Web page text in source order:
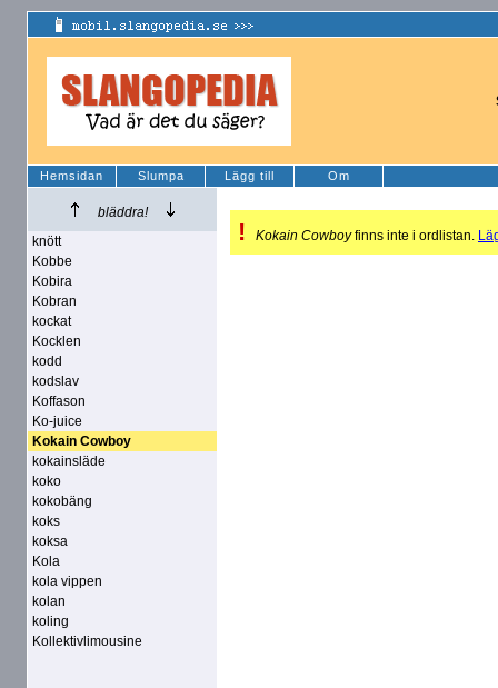
Hemsidan Slumpa Lägg till Om
bläddra!
knött
Kobbe
Kobira
Kobran
kockat
Kocklen
kodd
kodslav
Koffason
Ko-juice
Kokain Cowboy
kokainsläde
koko
kokobäng
koks
koksa
Kola
kola vippen
kolan
koling
Kollektivlimousine
! Kokain Cowboyfinns inte i ordlistan.